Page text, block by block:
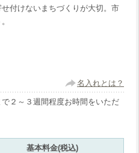
付けないまちづくりが大切。市
名入れとは？
２～３週間程度お時間をいただ
基本料金(税込)